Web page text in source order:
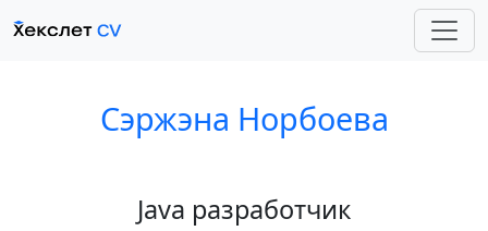
Сэржэна Норбоева
Java разработчик